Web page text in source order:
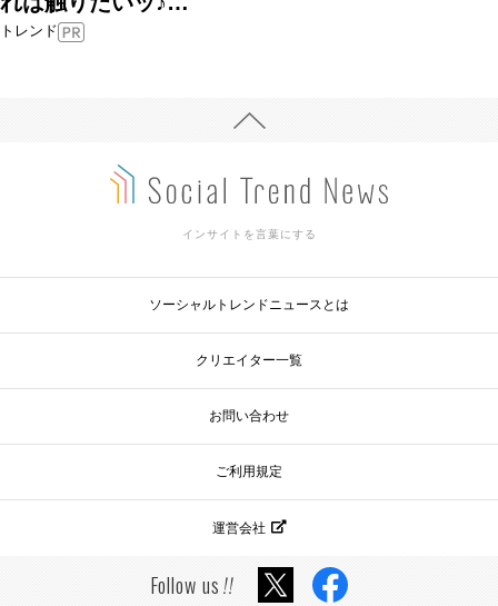
トレンド
インサイトを言葉にする
ソーシャルトレンドニュースとは
クリエイター一覧
お問い合わせ
ご利用規定
運営会社
Follow us!!